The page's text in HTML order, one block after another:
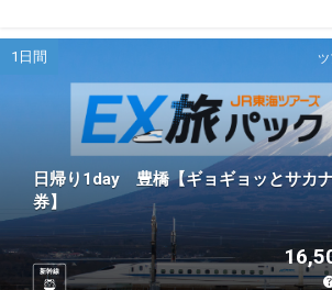
1日間
日帰り1day 豊橋【ギョギョッとサカ
券】
新幹線